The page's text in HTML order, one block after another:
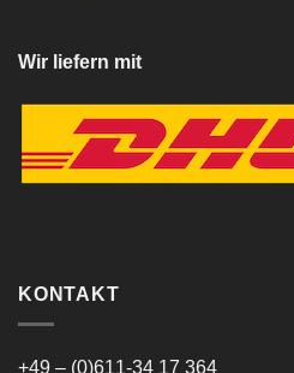
Wir liefern mit
KONTAKT
+49 – (0)611-34 17 364